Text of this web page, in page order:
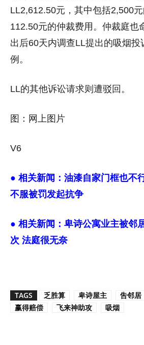
LL2,612.50元，其中包括2,500
112.50元的仲裁费用。仲裁庭也
出后60天内调查LL提出的吸烟投
例。
LL的其他诉讼请求则遭驳回。
图：网上图片
V6
● 相关新闻： 油漆自家门框也不
不服被罚发起抗争
● 相关新闻： 卑诗公寓业主被邻
次 法庭很无奈
TAGS 乏胜算 卑诗屋主 吿邻居
赢得赔偿
飞来神助攻 吸烟